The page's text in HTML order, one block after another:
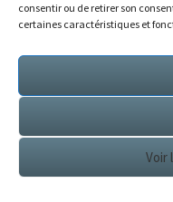
consentir ou de retirer son
certaines caractéristiques et
Voir
|Témoignages|
Sitemap XML
© 2026 Éditions